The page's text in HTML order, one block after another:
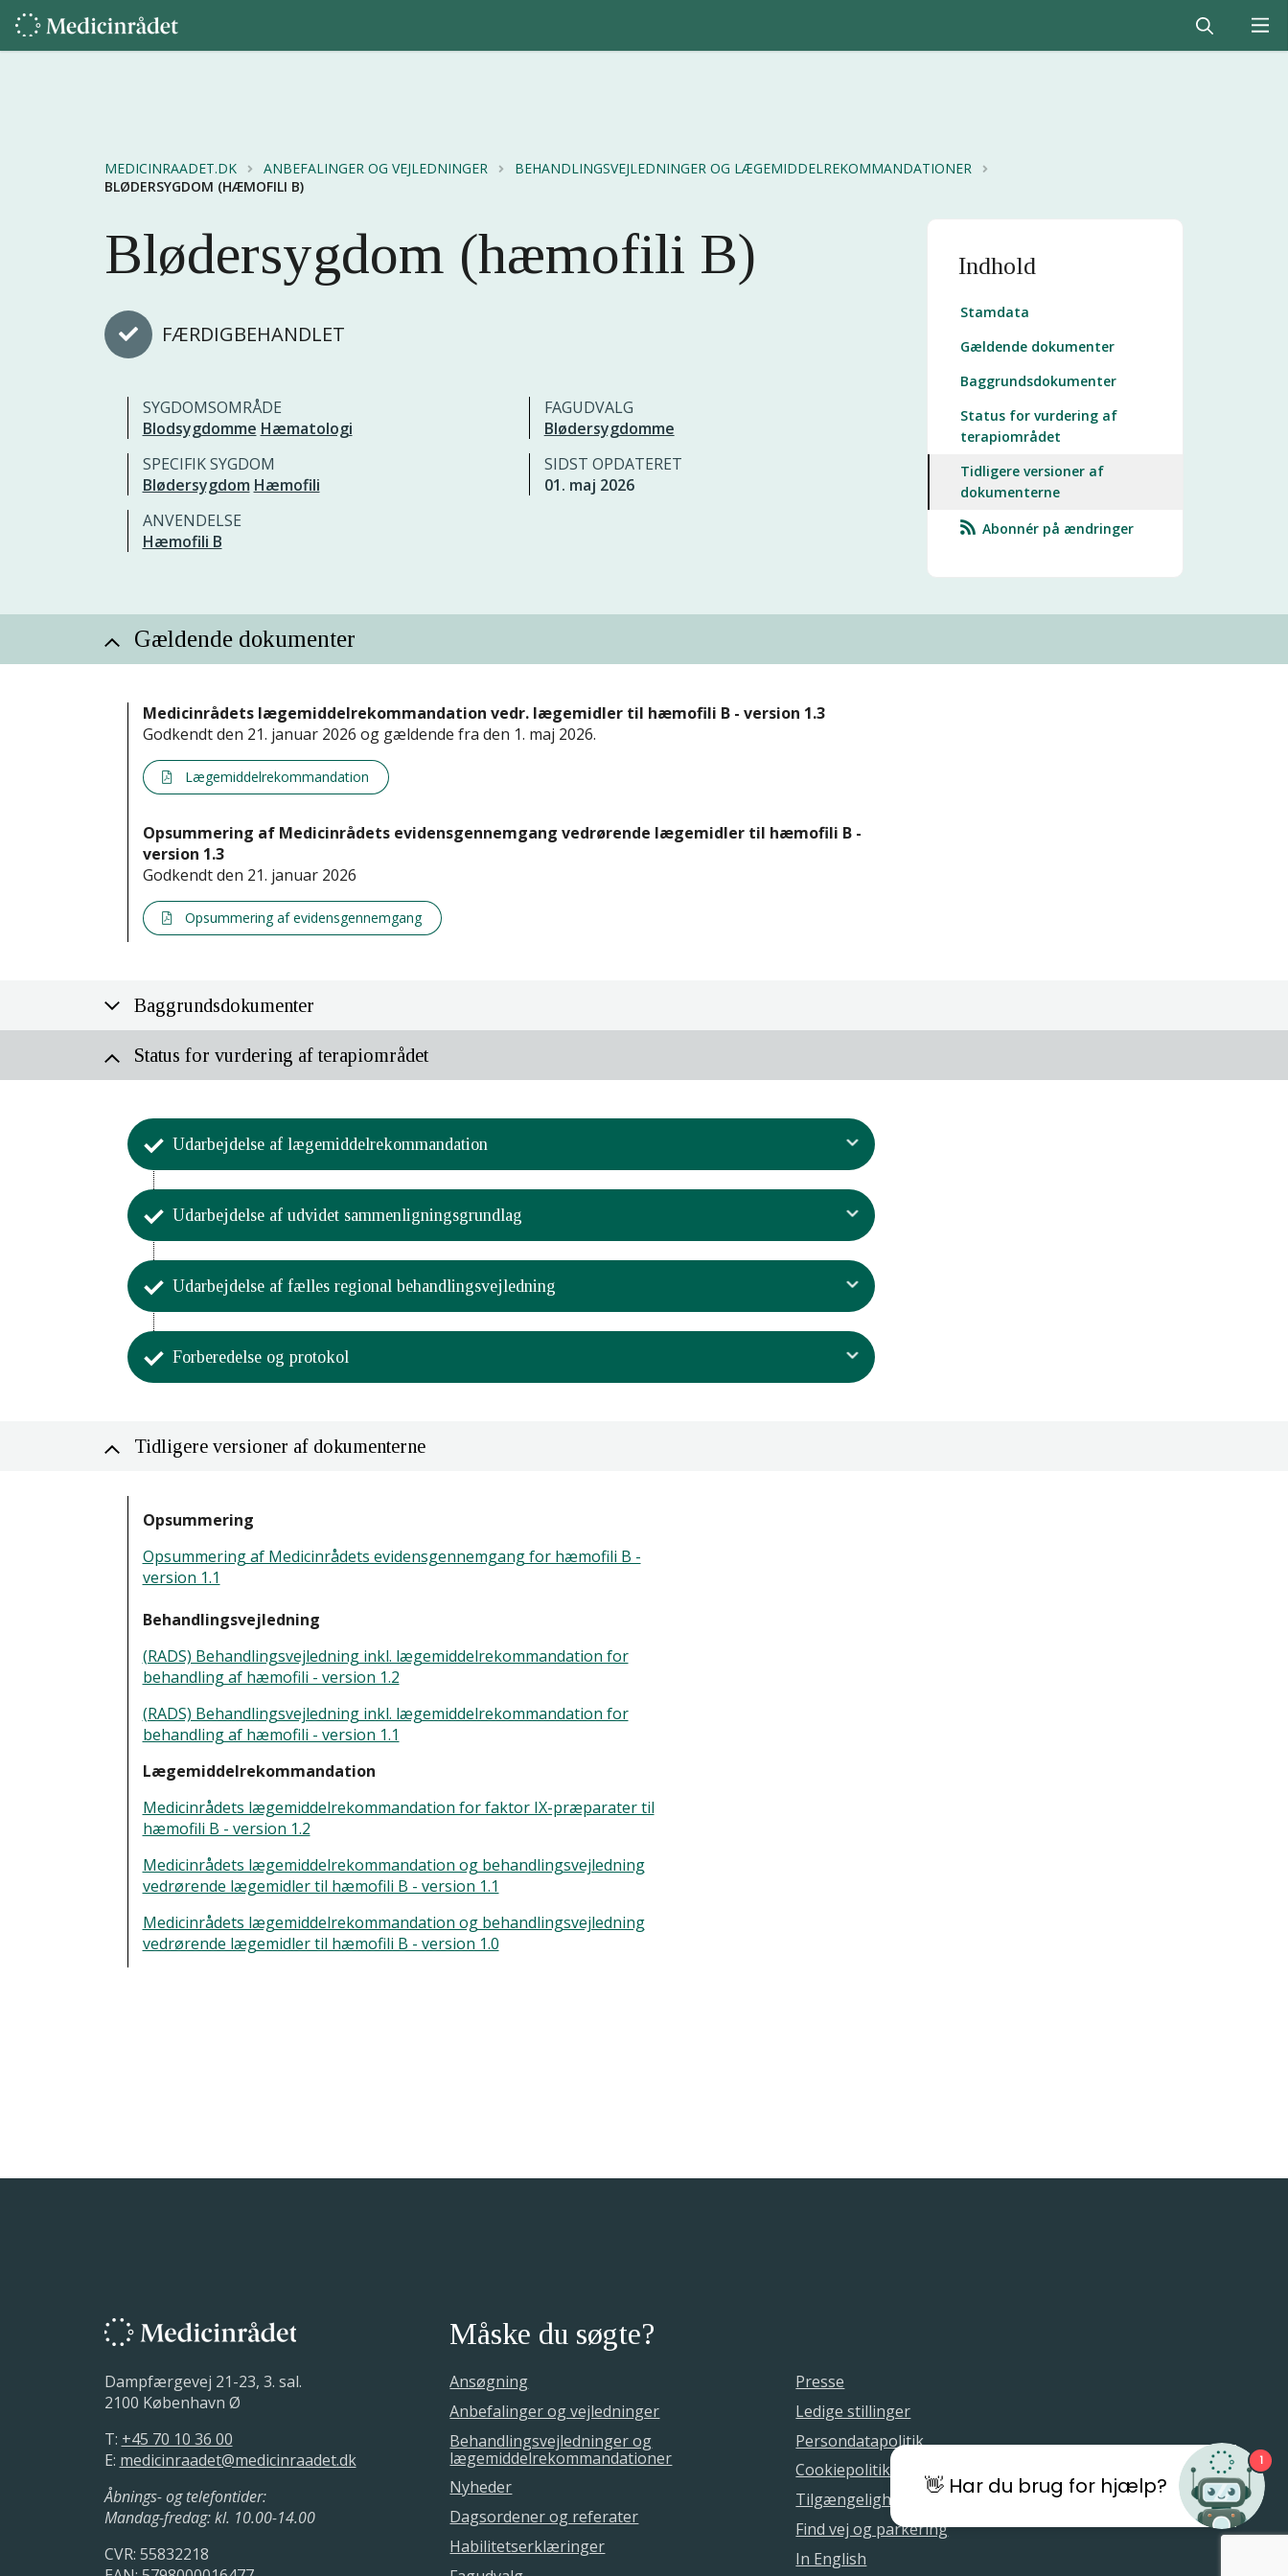
Indhold
Stamdata
Gældende dokumenter
Baggrundsdokumenter
Status for vurdering af
terapiområdet
Tidligere versioner af
dokumenterne
Abonnér på ændringer
MEDICINRAADET.DK ANBEFALINGER OG VEJLEDNINGER
BEHANDLINGSVEJLEDNINGER OG LÆGEMIDDELREKOMMANDATIONER
BLØDERSYGDOM (HÆMOFILI B)
Blødersygdom (hæmofili B)
FÆRDIGBEHANDLET
SYGDOMSOMRÅDE
Blodsygdomme Hæmatologi
FAGUDVALG
Blødersygdomme
SPECIFIK SYGDOM
Blødersygdom Hæmofili
SIDST OPDATERET
01. maj 2026
ANVENDELSE
Hæmofili B
Gældende dokumenter
Medicinrådets lægemiddelrekommandation vedr. lægemidler til hæmofili B - version 1.3
Godkendt den 21. januar 2026 og gældende fra den 1. maj 2026.
Lægemiddelrekommandation
Opsummering af Medicinrådets evidensgennemgang vedrørende lægemidler til hæmofili B -
version 1.3
Godkendt den 21. januar 2026
Opsummering af evidensgennemgang
Baggrundsdokumenter
Status for vurdering af terapiområdet
Udarbejdelse af lægemiddelrekommandation
Aktivitet
Medicinrådet har godkendt lægemiddelrekommandationen
12. december 2018.
Udarbejdelse af udvidet sammen­lignings­grundlag
Aktivitet
Medicinrådet har godkendt det udvidede sammenligningsgrundlag
10. oktober 2018.
Udarbejdelse af fælles regional behandlings­vejledning
Aktivitet
Medicinrådet har godkendt den fælles regionale behandlingsvejledning og
baggrunden for Medicinrådets behandlingsvejledning
Forberedelse og protokol
litteratur
Medicinrådet har godkendt en protokol for behandlingsvejledningen
15. marts 2018.
Medicinrådet udarbejder en protokol
7. februar - 15. marts 2018.
Medicinrådet har besluttet, at der skal udarbejdes en behandlingsvejledning for
terapiområdet
Tidligere versioner af dokumenterne
Opsummering
Opsummering af Medicinrådets evidensgennemgang for hæmofili B -
version 1.1
Behandlingsvejledning
(RADS) Behandlingsvejledning inkl. lægemiddelrekommandation for
behandling af hæmofili - version 1.2
(RADS) Behandlingsvejledning inkl. lægemiddelrekommandation for
behandling af hæmofili - version 1.1
Lægemiddelrekommandation
Medicinrådets lægemiddelrekommandation for faktor IX-præparater til
hæmofili B - version 1.2
Medicinrådets lægemiddelrekommandation og behandlingsvejledning
vedrørende lægemidler til hæmofili B - version 1.1
Medicinrådets lægemiddelrekommandation og behandlingsvejledning
vedrørende lægemidler til hæmofili B - version 1.0
Dampfærgevej 21-23, 3. sal.
2100 København Ø
T: +45 70 10 36 00
E: medicinraadet@medicinraadet.dk
Åbnings- og telefontider:
Mandag-fredag: kl. 10.00-14.00
CVR: 55832218
Måske du søgte?
Ansøgning
Anbefalinger og vejledninger
Behandlingsvejledninger og
lægemiddelrekommandationer
Nyheder
Dagsordener og referater
Habilitetserklæringer
Presse
Ledige stillinger
Persondatapolitik
Cookiepolitik
Tilgængelighedserklæring
Find vej og parkering
In English
👋 Har du brug for hjælp?
1